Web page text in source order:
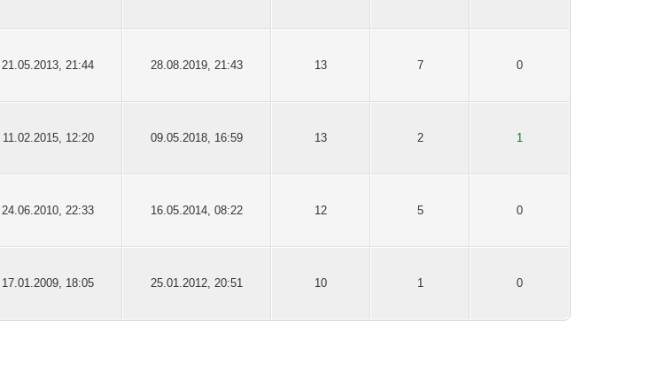
21.05.2013, 21:44 28.08.2019, 21:43 13 7 0
11.02.2015, 12:20 09.05.2018, 16:59 13 2 1
24.06.2010, 22:33 16.05.2014, 08:22 12 5 0
17.01.2009, 18:05 25.01.2012, 20:51 10 1 0